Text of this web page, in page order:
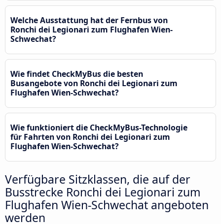
Welche Ausstattung hat der Fernbus von
Ronchi dei Legionari zum Flughafen Wien-
Schwechat?
Wie findet CheckMyBus die besten
Busangebote von Ronchi dei Legionari zum
Flughafen Wien-Schwechat?
Wie funktioniert die CheckMyBus-Technologie
für Fahrten von Ronchi dei Legionari zum
Flughafen Wien-Schwechat?
Verfügbare Sitzklassen, die auf der
Busstrecke Ronchi dei Legionari zum
Flughafen Wien-Schwechat angeboten
werden